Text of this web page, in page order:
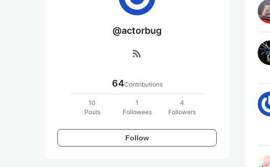
@actorbug
rss_feed
64Contributions
10
Posts
1
Followees
4
Followers
Follow